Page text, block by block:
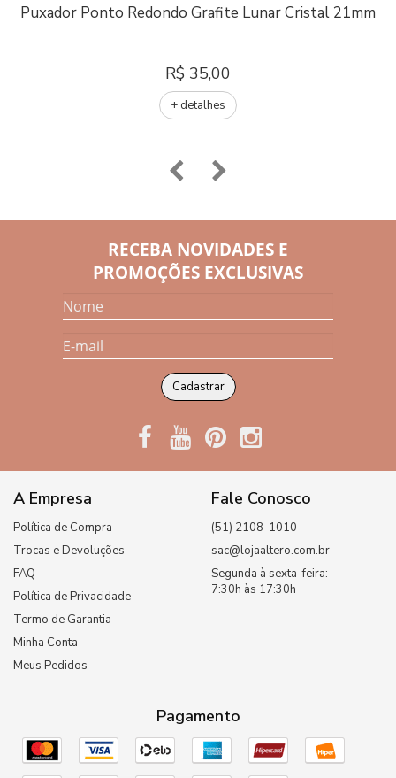
Puxador Ponto Redondo Grafite Lunar Cristal 21mm
R$ 35,00
+ detalhes
RECEBA NOVIDADES E
PROMOÇÕES EXCLUSIVAS
Cadastrar
A Empresa
Política de Compra
Trocas e Devoluções
FAQ
Política de Privacidade
Termo de Garantia
Minha Conta
Meus Pedidos
Fale Conosco
(51) 2108-1010
sac@lojaaltero.com.br
Segunda à sexta-feira:
7:30h às 17:30h
Pagamento